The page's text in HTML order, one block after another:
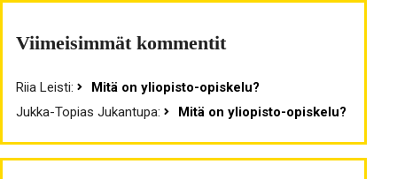
Viimeisimmät kommentit
Riia Leisti:
Mitä on yliopisto-opiskelu?
Jukka-Topias Jukantupa: Mitä on yliopisto-opiskelu?